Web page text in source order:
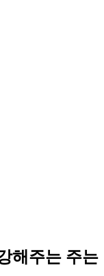
해주는 주는